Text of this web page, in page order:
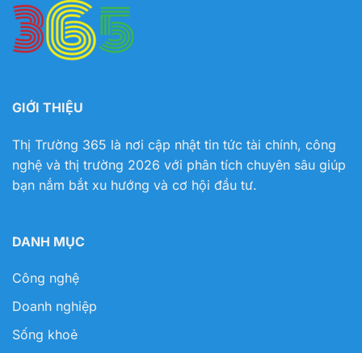
GIỚI THIỆU
Thị Trường 365 là nơi cập nhật tin tức tài chính, công
nghệ và thị trường 2026 với phân tích chuyên sâu giúp
bạn nắm bắt xu hướng và cơ hội đầu tư.
DANH MỤC
Công nghệ
Doanh nghiệp
Sống khoẻ